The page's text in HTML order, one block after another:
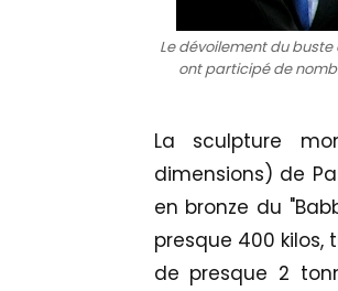
Le dévoilement du
ont participé de
La sculpture
dimensions) de
en bronze du
presque 400
de presque 2